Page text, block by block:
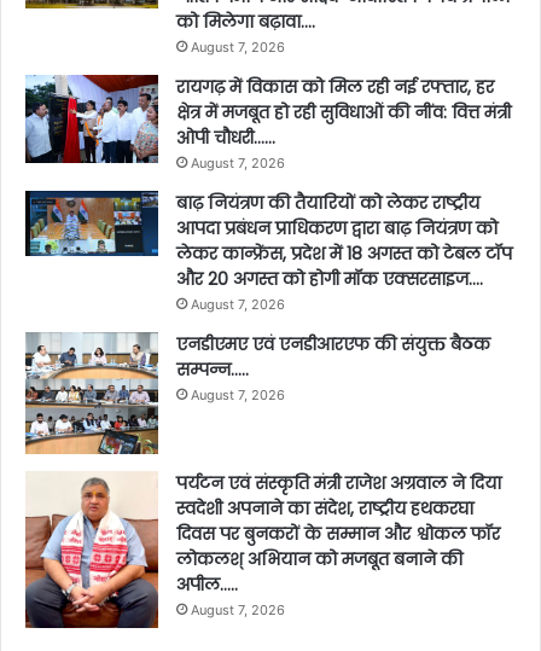
को मिलेगा बढ़ावा….
August 7, 2026
रायगढ़ में विकास को मिल रही नई रफ्तार, हर
क्षेत्र में मजबूत हो रही सुविधाओं की नींव: वित्त मंत्री
ओपी चौधरी……
August 7, 2026
बाढ़ नियंत्रण की तैयारियों को लेकर राष्ट्रीय
आपदा प्रबंधन प्राधिकरण द्वारा बाढ़ नियंत्रण को
लेकर कान्फ्रेंस, प्रदेश में 18 अगस्त को टेबल टॉप
और 20 अगस्त को होगी मॉक एक्सरसाइज….
August 7, 2026
एनडीएमए एवं एनडीआरएफ की संयुक्त बैठक
सम्पन्न…..
August 7, 2026
पर्यटन एवं संस्कृति मंत्री राजेश अग्रवाल ने दिया
स्वदेशी अपनाने का संदेश, राष्ट्रीय हथकरघा
दिवस पर बुनकरों के सम्मान और श्वोकल फॉर
लोकलश् अभियान को मजबूत बनाने की
अपील…..
August 7, 2026